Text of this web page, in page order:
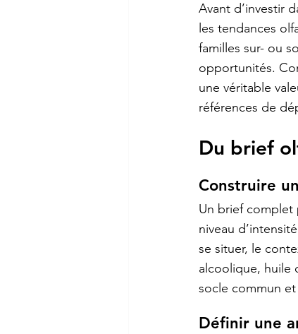
Avant d’investir
les tendances
familles sur- ou
opportunités.
une véritable
références de
Du brief
Construire
Un brief complet
niveau
se situer, le
alcoolique, huile
socle commun
Définir une